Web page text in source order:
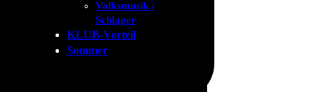
Volksmusik /
Schlager
KLUB-Vorteil
Sommer